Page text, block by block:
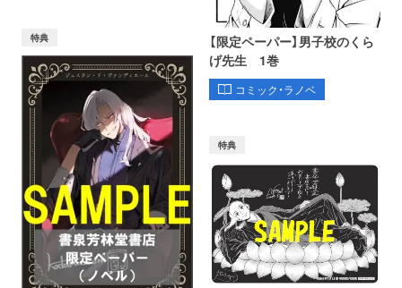
【限定ペーパー】男子校のくら
げ先生 1巻
コミック・ラノベ
特典
特典